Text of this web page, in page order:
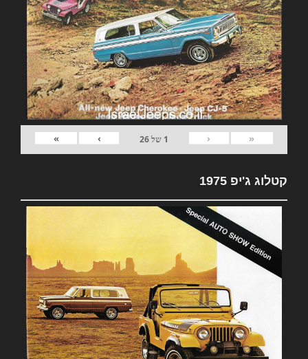
«
‹
1 של26
›
»
קטלוג ג'יפ 1975